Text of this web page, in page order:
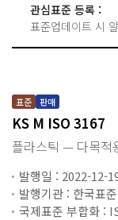
관심표준 등록 :
표준업데이트 시
표준 판매
KS M ISO 3167
플라스틱 — 다목적
발행일 : 2022-12-
발행기관 : 한국표
국제표준 부합화 :